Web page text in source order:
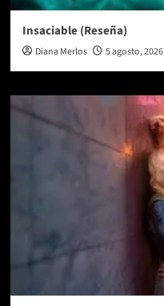
Insaciable (Reseña)
Diana Merlos 5 agosto, 2026